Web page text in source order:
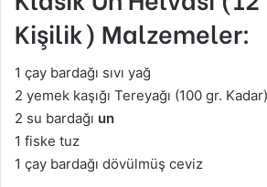
Kişilik) Malzemeler:
1 çay bardağı sıvı yağ
2 yemek kaşığı Tereyağı (100 gr. Kadar)
2 su bardağı un
1 fiske tuz
1 çay bardağı dövülmüş ceviz